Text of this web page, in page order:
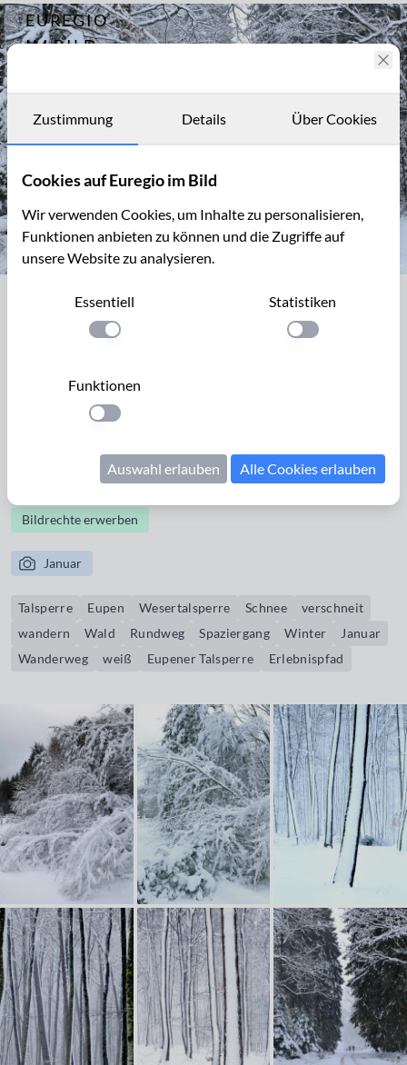
EUREGIO
IM BILD
Archiv
Kontakt
Archiv
10906
Winterspaziergang bei der Eupener
Talsperre
den Wanderwegen befindet sich am Start beim Parkplatz.
Vom Hauptweg die 2. Abzweigung nach links nehmen und
der Beschildeung folgen.
Bildrechte erwerben
Januar
Talsperre Eupen Wesertalsperre Schnee
verschneit
wandern
Wald Rundweg Spaziergang Winter
Januar
Wanderweg
weiß Eupener Talsperre Erlebnispfad
Zustimmung Details Über Cookies
Cookies auf Euregio im Bild
Wir verwenden Cookies, um Inhalte zu personalisieren,
Funktionen anbieten zu können und die Zugriffe auf
unsere Website zu analysieren.
Essentiell
Einstellung anwenden
Statistiken
Einstellung
Funktionen
Einstellung anwenden
Auswahl erlauben Alle Cookies erlauben